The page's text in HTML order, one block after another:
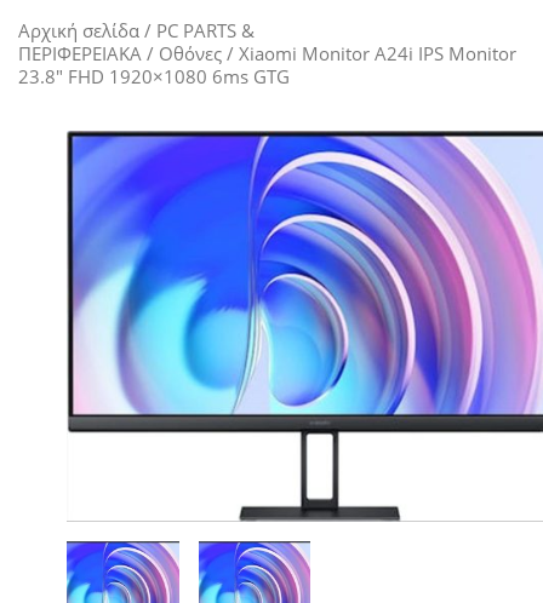
TABLETS
HEADSETS & ΗΧΕΊΑ
ΕΚΤΥΠΩΤΈΣ – ΠΟΛΥΜΗΧΑΝΉΜΑΤΑ
WEB CAMERA
ΚΟΥΤΙΆ ΥΠΟΛΟΓΙΣΤΏΝ
CASE FANS
LIQUID COOLERS
ΕΙΚΟΝΑ-ΗΧΟΣ
ACCESSORIES
ΟΙΚΙΑΚΕΣ ΣΥΣΚΕΥΕΣ
ΠΡΟΣΩΠΙΚΗ ΦΡΟΝΤΙΔΑ
Αρχική σελίδα / PC PARTS &
ΠΕΡΙΦΕΡΕΙΑΚΑ / Οθόνες / Xiaomi Monitor A24i IPS Monitor
23.8″ FHD 1920×1080 6ms GTG